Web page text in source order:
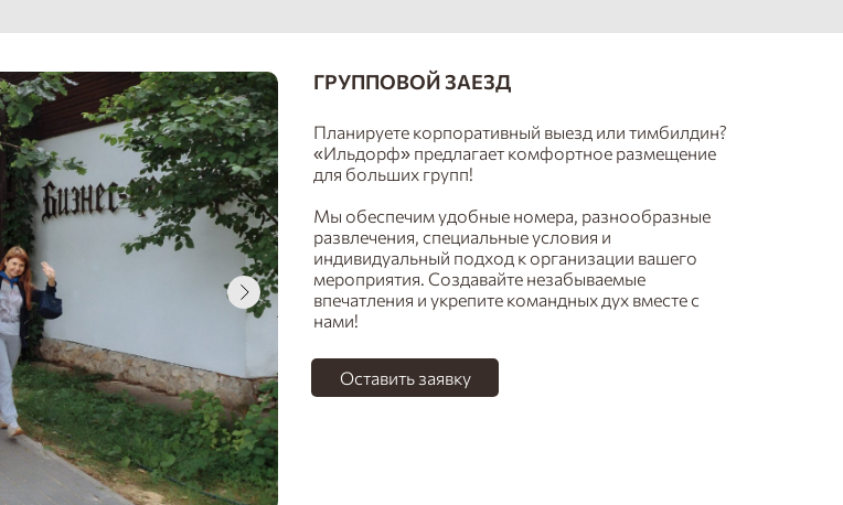
Планируете корпоративный выезд или тимбилдин?
«Ильдорф» предлагает комфортное размещение
для больших групп!
Мы обеспечим удобные номера, разнообразные
развлечения, специальные условия и
индивидуальный подход к организации вашего
мероприятия. Создавайте незабываемые
впечатления и укрепите командных дух вместе с
нами!
ГРУППОВОЙ ЗАЕЗД
Оставить заявку